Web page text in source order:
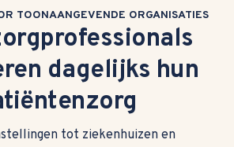
TOONAANGEVENDE ORGANISATIES
dagelijks hun
tot ziekenhuizen en